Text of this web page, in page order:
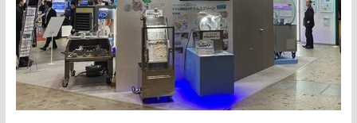
知
ら
せ